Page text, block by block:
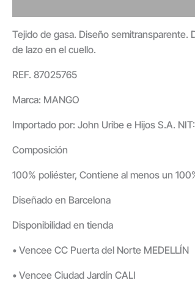
Tejido de gasa. Diseño semitransparente.
de lazo en el cuello.
REF. 87025765
Marca: MANGO
Importado por: John Uribe e Hijos S.A.
Composición
100% poliéster, Contiene al menos un
Diseñado en Barcelona
Disponibilidad en tienda
• Vencee CC Puerta del Norte MEDELLÍN
• Vencee Ciudad Jardín CALI